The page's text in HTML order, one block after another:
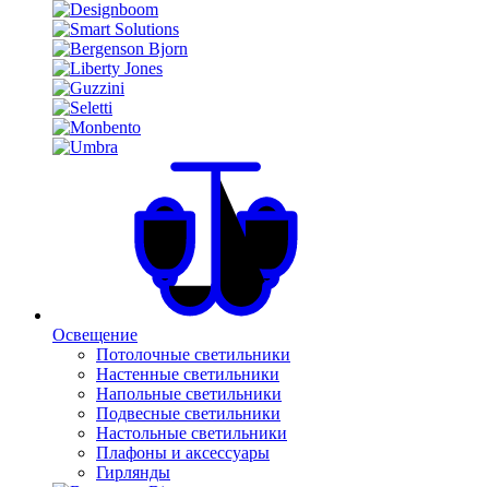
Освещение
Потолочные светильники
Настенные светильники
Напольные светильники
Подвесные светильники
Настольные светильники
Плафоны и аксессуары
Гирлянды